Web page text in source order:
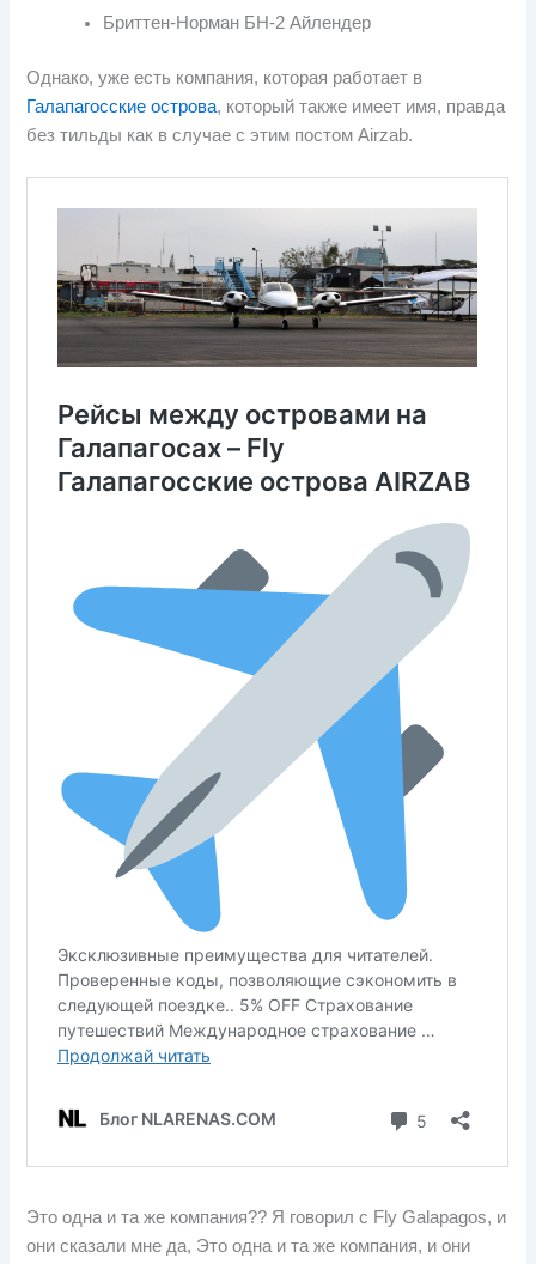
Бриттен-Норман БН-2 Айлендер
Однако, уже есть компания, которая работает в
Галапагосские острова, который также имеет имя, правда
без тильды как в случае с этим постом Airzab.
Это одна и та же компания?? Я говорил с Fly Galapagos, и
они сказали мне да, Это одна и та же компания, и они